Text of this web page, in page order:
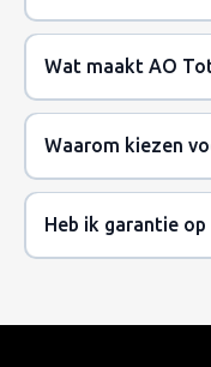
Wat maakt AO
Waarom kiezen
Heb ik garantie